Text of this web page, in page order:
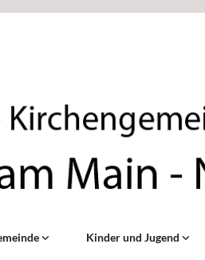
Kinder und Jugend